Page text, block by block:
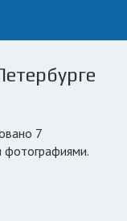
фотографиями.